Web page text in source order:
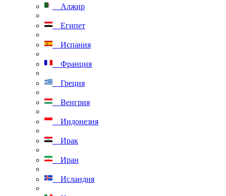
Алжир
Египет
Испания
Франция
Греция
Венгрия
Индонезия
Ирак
Иран
Исландия